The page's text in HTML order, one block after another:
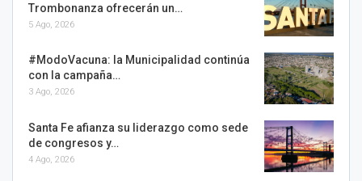
Trombonanza ofrecerán un…
5 Ago, 2026
#ModoVacuna: la Municipalidad continúa
con la campaña…
3 Ago, 2026
Santa Fe afianza su liderazgo como sede
de congresos y…
4 Ago, 2026